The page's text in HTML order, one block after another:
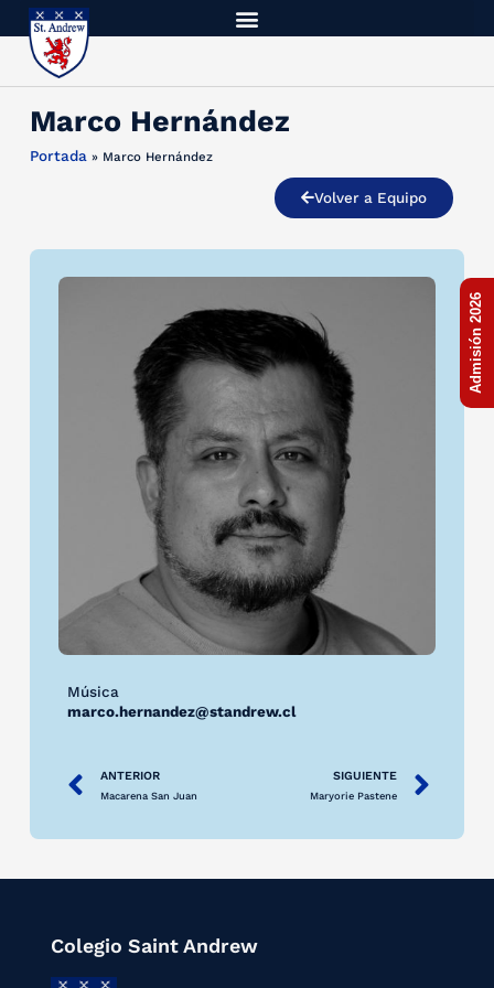
Marco Hernández
Portada » Marco Hernández
Volver a Equipo
Música
marco.hernandez@standrew.cl
ANTERIOR
Macarena San Juan
SIGUIENTE
Maryorie Pastene
Colegio Saint Andrew
Admisión 2026